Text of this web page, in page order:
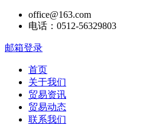
office@163.com
电话：0512-56329803
邮箱登录
首页
关于我们
贸易资讯
贸易动态
联系我们